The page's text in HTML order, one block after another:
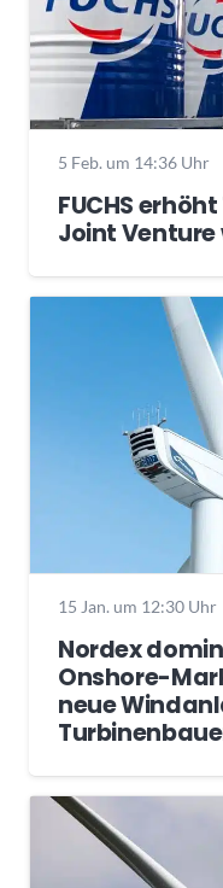
5 Feb. um 14:36 Uhr
FUCHS
Joint Venture
15 Jan. um 12:30 Uhr
Nordex
Onshore-
neue